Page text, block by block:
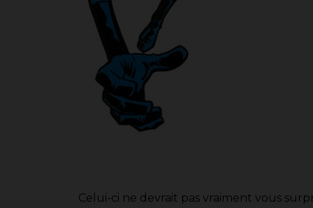
Celui-ci ne devrait pas vraiment vous